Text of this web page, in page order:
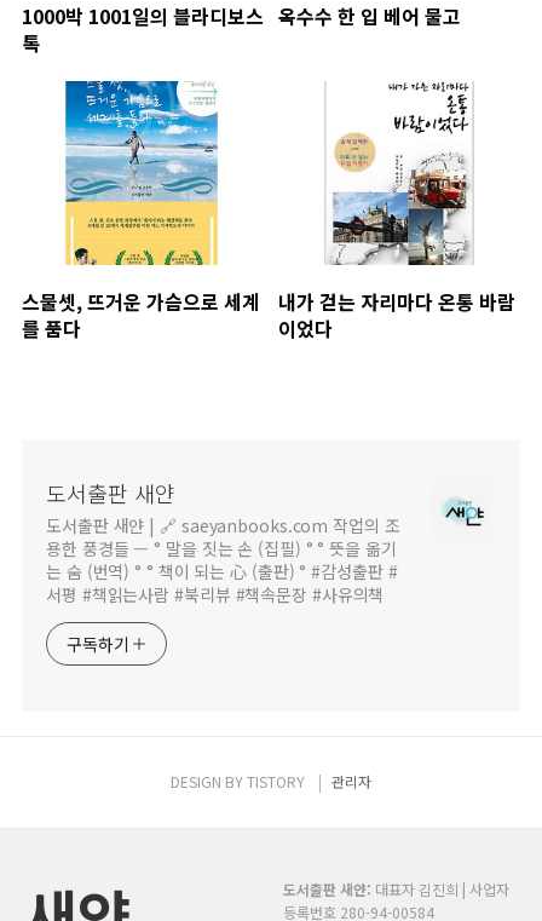
1000박 1001일의 블라디보스
톡
옥수수 한 입 베어 물고
스물셋, 뜨거운 가슴으로 세계
를 품다
내가 걷는 자리마다 온통 바람
이었다
도서출판 새얀
도서출판 새얀 | 🔗 saeyanbooks.com 작업의 조
용한 풍경들 — ° 말을 짓는 손 (집필) ° ° 뜻을 옮기
는 숨 (번역) ° ° 책이 되는 心 (출판) ° #감성출판 #
서평 #책읽는사람 #북리뷰 #책속문장 #사유의책
구독하기
DESIGN BYTISTORY 관리자
도서출판 새얀: 대표자 김진희 | 사업자
등록번호 280-94-00584